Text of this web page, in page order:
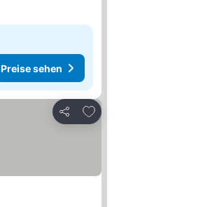
Preise sehen
Teilen
Zu Favoriten hinzufügen